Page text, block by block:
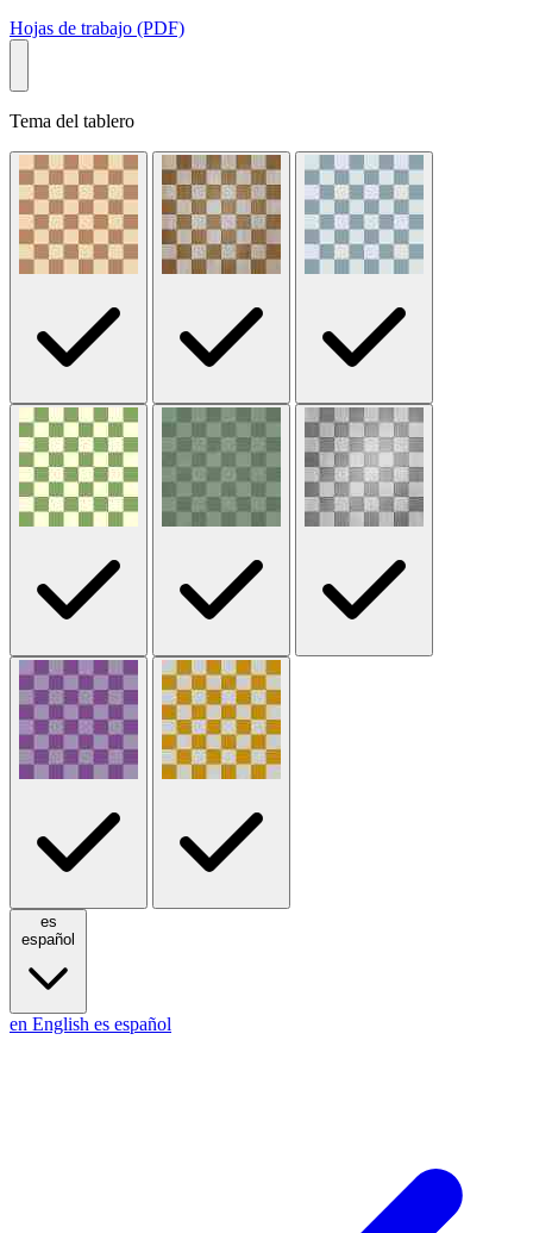
Hojas de trabajo (PDF)
Tema del tablero
es
español
en English es español